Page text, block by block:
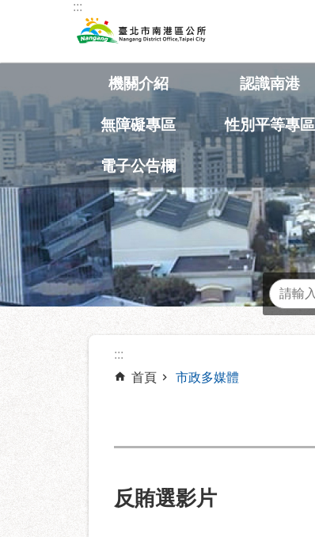
跳到主要內容區塊
:::
機關介紹 認識南港
無障礙專區 性別平等專區
電子公告欄
:::
首頁
市政多媒體
反賄選影片